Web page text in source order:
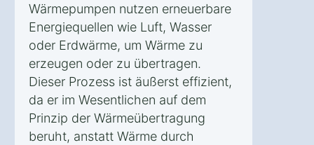
Wärmepumpen nutzen erneuerbare
Energiequellen wie Luft, Wasser
oder Erdwärme, um Wärme zu
erzeugen oder zu übertragen.
Dieser Prozess ist äußerst effizient,
da er im Wesentlichen auf dem
Prinzip der Wärmeübertragung
beruht, anstatt Wärme durch